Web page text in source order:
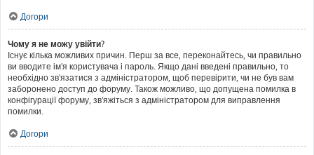
Догори
Чому я не можу увійти?
Існує кілька можливих причин. Перш за все, переконайтесь, чи правильно
ви вводите ім'я користувача і пароль. Якщо дані введені правильно, то
необхідно зв'язатися з адміністратором, щоб перевірити, чи не був вам
заборонено доступ до форуму. Також можливо, що допущена помилка в
конфігурації форуму, зв'яжіться з адміністратором для виправлення
помилки.
Догори